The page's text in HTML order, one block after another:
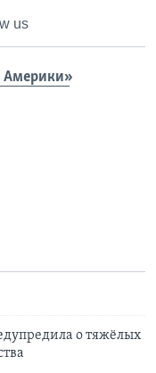
us
Америки»
о тяжёлых